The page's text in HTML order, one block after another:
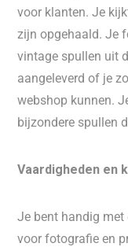
voor klanten. Je
zijn opgehaald. Je
vintage spullen uit
aangeleverd of je
webshop kunnen.
bijzondere spullen
Vaardigheden en
Je bent handig met
voor fotografie en